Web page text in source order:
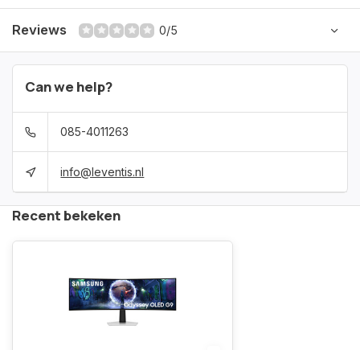
Reviews 0/5
Can we help?
085-4011263
info@leventis.nl
Recent bekeken